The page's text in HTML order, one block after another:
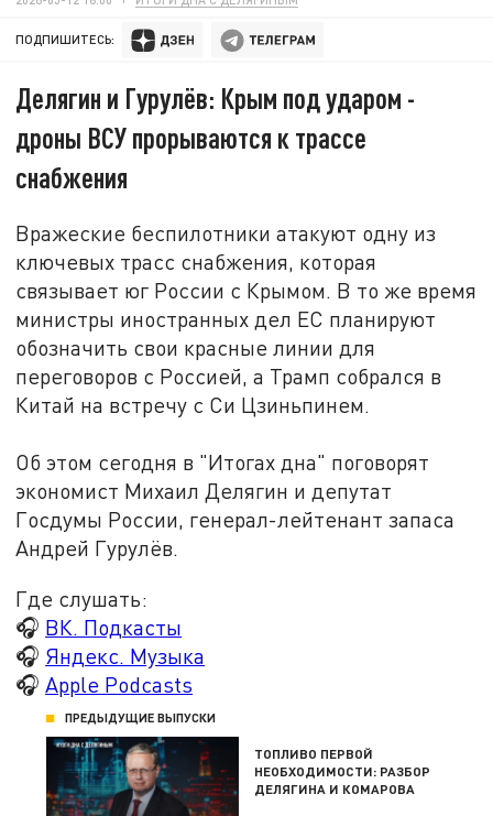
ПОДПИШИТЕСЬ:
Делягин и Гурулёв: Крым под ударом -
дроны ВСУ прорываются к трассе
снабжения
Вражеские беспилотники атакуют одну из
ключевых трасс снабжения, которая
связывает юг России с Крымом. В то же время
министры иностранных дел ЕС планируют
обозначить свои красные линии для
переговоров с Россией, а Трамп собрался в
Китай на встречу с Си Цзиньпинем.
Об этом сегодня в "Итогах дна" поговорят
экономист Михаил Делягин и депутат
Госдумы России, генерал-лейтенант запаса
Андрей Гурулёв.
Где слушать:
🎧 ВК. Подкасты
🎧 Яндекс. Музыка
🎧 Apple Podcasts
ПРЕДЫДУЩИЕ ВЫПУСКИ
ТОПЛИВО ПЕРВОЙ
НЕОБХОДИМОСТИ: РАЗБОР
ДЕЛЯГИНА И КОМАРОВА